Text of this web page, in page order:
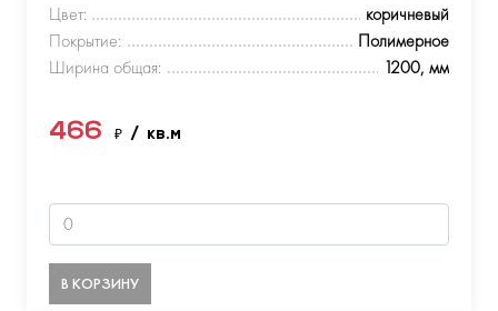
Цвет:
коричневый
Покрытие:
Полимерное
Ширина общая:
1200, мм
466 ₽ / кв.м
В КОРЗИНУ